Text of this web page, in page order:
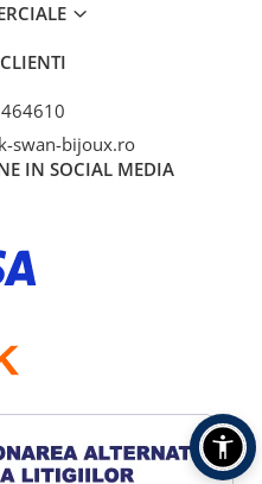
swan-bijoux.ro
IN SOCIAL MEDIA